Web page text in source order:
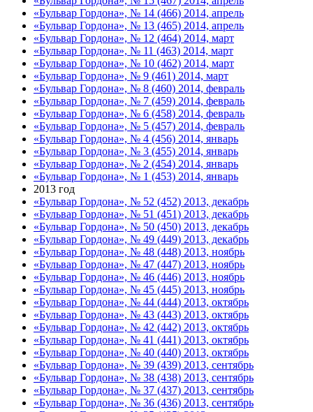
«Бульвар Гордона», № 14 (466) 2014, апрель
«Бульвар Гордона», № 13 (465) 2014, апрель
«Бульвар Гордона», № 12 (464) 2014, март
«Бульвар Гордона», № 11 (463) 2014, март
«Бульвар Гордона», № 10 (462) 2014, март
«Бульвар Гордона», № 9 (461) 2014, март
«Бульвар Гордона», № 8 (460) 2014, февраль
«Бульвар Гордона», № 7 (459) 2014, февраль
«Бульвар Гордона», № 6 (458) 2014, февраль
«Бульвар Гордона», № 5 (457) 2014, февраль
«Бульвар Гордона», № 4 (456) 2014, январь
«Бульвар Гордона», № 3 (455) 2014, январь
«Бульвар Гордона», № 2 (454) 2014, январь
«Бульвар Гордона», № 1 (453) 2014, январь
2013 год
«Бульвар Гордона», № 52 (452) 2013, декабрь
«Бульвар Гордона», № 51 (451) 2013, декабрь
«Бульвар Гордона», № 50 (450) 2013, декабрь
«Бульвар Гордона», № 49 (449) 2013, декабрь
«Бульвар Гордона», № 48 (448) 2013, ноябрь
«Бульвар Гордона», № 47 (447) 2013, ноябрь
«Бульвар Гордона», № 46 (446) 2013, ноябрь
«Бульвар Гордона», № 45 (445) 2013, ноябрь
«Бульвар Гордона», № 44 (444) 2013, октябрь
«Бульвар Гордона», № 43 (443) 2013, октябрь
«Бульвар Гордона», № 42 (442) 2013, октябрь
«Бульвар Гордона», № 41 (441) 2013, октябрь
«Бульвар Гордона», № 40 (440) 2013, октябрь
«Бульвар Гордона», № 39 (439) 2013, сентябрь
«Бульвар Гордона», № 38 (438) 2013, сентябрь
«Бульвар Гордона», № 37 (437) 2013, сентябрь
«Бульвар Гордона», № 36 (436) 2013, сентябрь